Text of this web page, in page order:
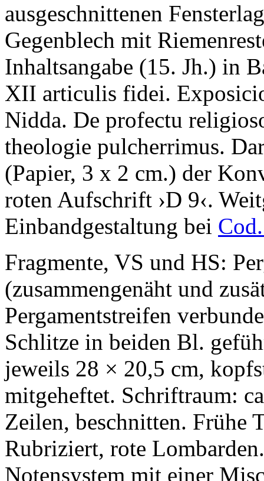
ausgeschnittenen
Gegenblech mit
Inhaltsangabe (15. Jh.) in
XII articulis fidei.
Nidda. De profectu
theologie pulcherrimus.
(Papier, 3 x 2 cm.) der
roten Aufschrift ›D 9‹.
Einbandgestaltung bei
Fragmente, VS und HS:
(zusammengenäht und
Pergamentstreifen
Schlitze in beiden Bl.
jeweils 28 × 20,5 cm,
mitgeheftet. Schriftraum:
Zeilen, beschnitten. Frühe
Rubriziert, rote
Notensystem mit einer